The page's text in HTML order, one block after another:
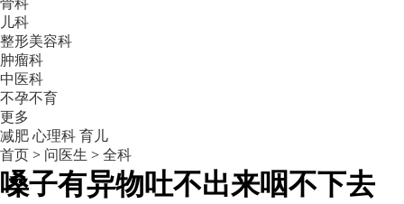
骨科
儿科
整形美容科
肿瘤科
中医科
不孕不育
更多
减肥 心理科 育儿
首页 > 问医生 > 全科
嗓子有异物吐不出来咽不下去